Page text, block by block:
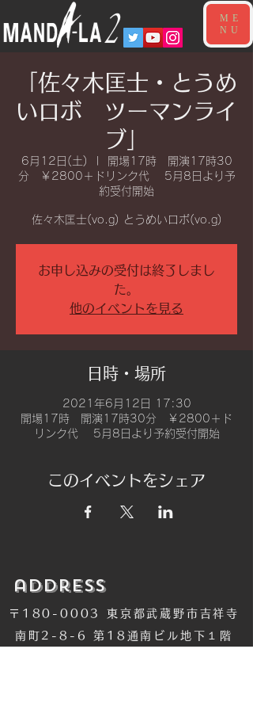
ME
NU
「佐々木匡士・とうめ
いロボ ツーマンライ
ブ」
6月12日(土)
開場17時 開演17時30
分 ￥2800＋ドリンク代 5月8日より予
約受付開始
佐々木匡士(vo.g) とうめいロボ(vo.g)
お申し込みの受付は終了しまし
た。
他のイベントを見る
日時・場所
2021年6月12日 17:30
開場17時 開演17時30分 ￥2800＋ド
リンク代 5月8日より予約受付開始
このイベントをシェア
​address
〒180-0003 東京都武蔵野市吉祥寺
南町2-8-6 第18通南ビル地下１階